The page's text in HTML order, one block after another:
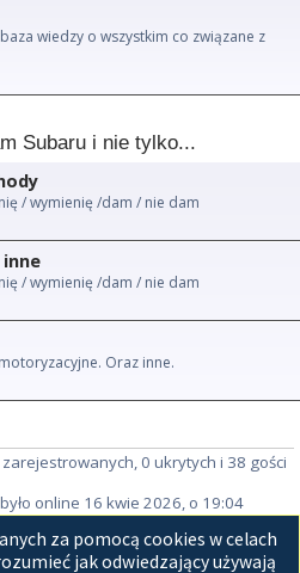
wiedzy o wszystkim co związane z
Subaru i nie tylko...
/ wymienię /dam / nie dam
inne
/ wymienię /dam / nie dam
Oraz inne.
0 ukrytych i 38 gości
online 16 kwie 2026, o 19:04
za pomocą cookies w celach
jak odwiedzający używają